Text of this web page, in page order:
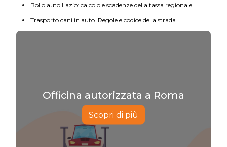
Bollo auto Lazio: calcolo e scadenze della tassa regionale
Trasporto cani in auto. Regole e codice della strada
Officina autorizzata a Roma
Scopri di più